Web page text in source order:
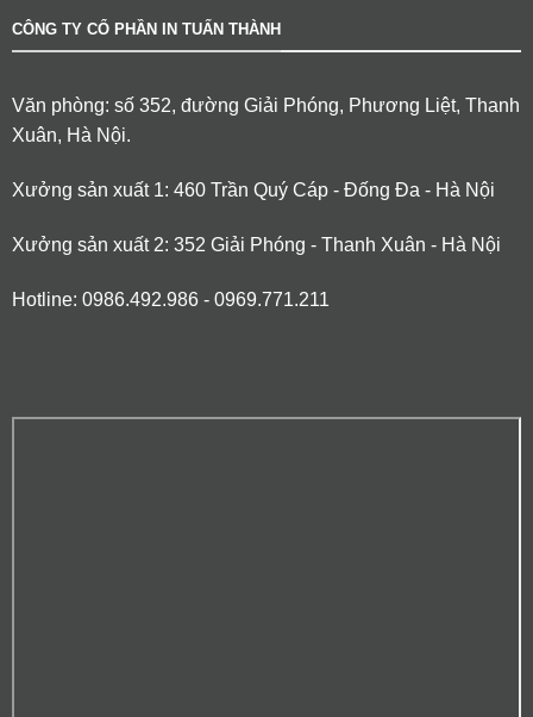
CÔNG TY CỔ PHẦN IN TUẤN THÀNH
Văn phòng: số 352, đường Giải Phóng, Phương Liệt, Thanh
Xuân, Hà Nội.
Xưởng sản xuất 1: 460 Trần Quý Cáp - Đống Đa - Hà Nội
Xưởng sản xuất 2: 352 Giải Phóng - Thanh Xuân - Hà Nội
Hotline: 0986.492.986 - 0969.771.211